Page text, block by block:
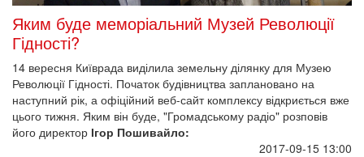
Яким буде меморіальний Музей Революції
Гідності?
14 вересня Київрада виділила земельну ділянку для Музею
Революції Гідності. Початок будівництва заплановано на
наступний рік, а офіційний веб-сайт комплексу відкриється вже
цього тижня. Яким він буде, "Громадському радіо" розповів
його директор Ігор Пошивайло:
2017-09-15 13:00